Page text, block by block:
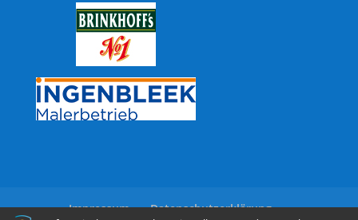
Impressum Datenschutzerklärung